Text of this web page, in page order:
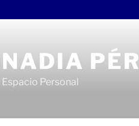
NADIA
Espacio Personal